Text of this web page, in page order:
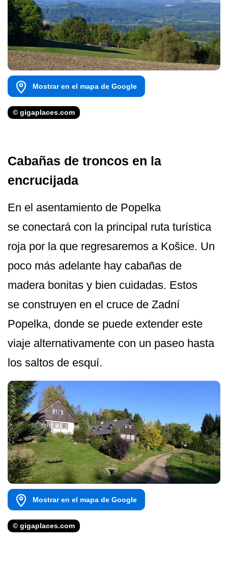
Mostrar en el mapa de Google
© gigaplaces.com
Cabañas de troncos en la
encrucijada
En el asentamiento de Popelka
se conectará con la principal ruta turística
roja por la que regresaremos a Košice. Un
poco más adelante hay cabañas de
madera bonitas y bien cuidadas. Estos
se construyen en el cruce de Zadní
Popelka, donde se puede extender este
viaje alternativamente con un paseo hasta
los saltos de esquí.
Mostrar en el mapa de Google
© gigaplaces.com